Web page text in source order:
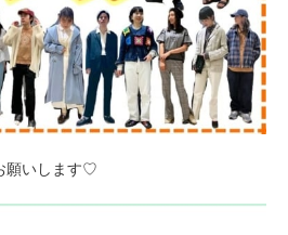
願いします♡